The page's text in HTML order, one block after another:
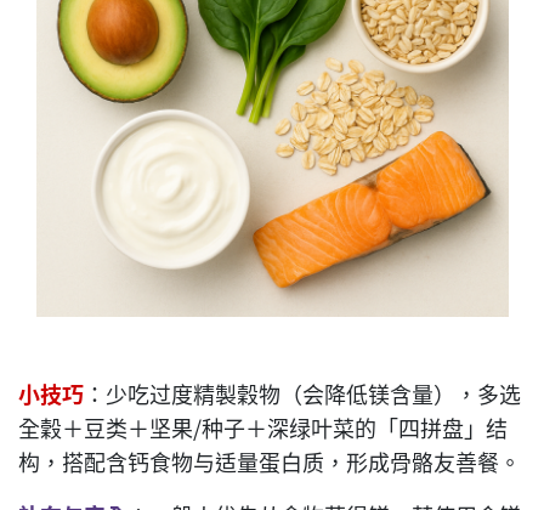
小技巧 ：少吃过度精製穀物（会降低镁含量），多选
全穀＋豆类＋坚果/种子＋深绿叶菜的「四拼盘」结
构，搭配含钙食物与适量蛋白质，形成骨骼友善餐。